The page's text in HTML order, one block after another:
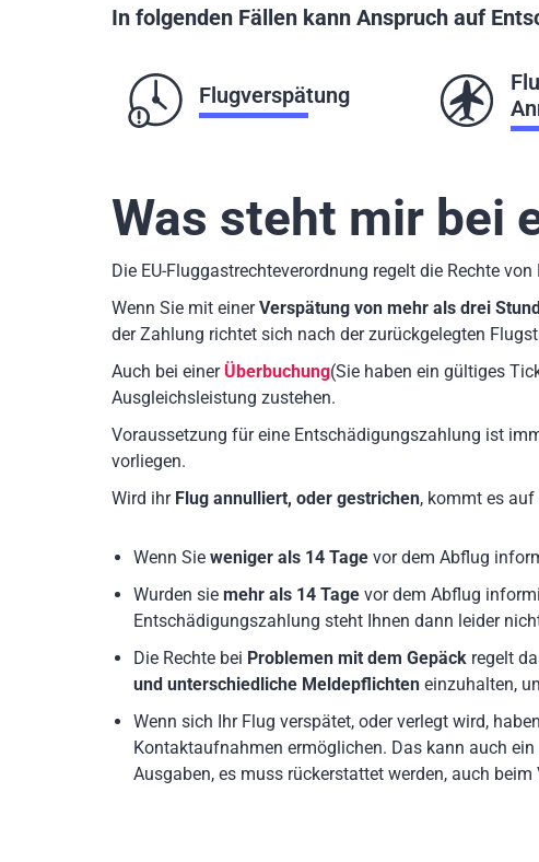
In folgenden Fällen kann Anspruch auf
Flugverspätung
Was steht mir bei
Die EU-Fluggastrechteverordnung regelt die Rechte
Wenn Sie mit einerVerspätung von mehr als drei
der Zahlung richtet sich nach der zurückgelegten
Auch bei einer Überbuchung(Sie haben ein gültiges
Ausgleichsleistung zustehen.
Voraussetzung für eine Entschädigungszahlung ist
vorliegen.
Wird ihr Flug annulliert, oder gestrichen, kommt es
Wenn Sie weniger als 14 Tage vor dem Abflug
Wurden sie mehr als 14 Tage vor dem Abflug
Entschädigungszahlung steht Ihnen dann leider
Die Rechte bei Problemen mit dem Gepäck regelt
und unterschiedliche Meldepflichten einzuhalten,
Wenn sich Ihr Flug verspätet, oder verlegt wird,
Kontaktaufnahmen ermöglichen. Das kann auch
Ausgaben, es muss rückerstattet werden, auch